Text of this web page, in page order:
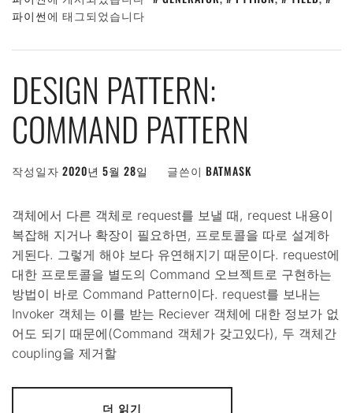
파이썬에 태그되었습니다
DESIGN PATTERN:
COMMAND PATTERN
작성일자 2020년 5월 28일 글쓴이 BATMASK
객체에서 다른 객체로 request를 보낼 때, request 내용이
복잡해 지거나 확장이 필요하면, 프로토콜을 따로 설계하
게된다. 그렇게 해야 보다 유연해지기 때문이다. request에
대한 프로토콜을 별도의 Command 오브젝트로 구현하는
방법이 바로 Command Pattern이다. request를 보내는
Invoker 객체는 이를 받는 Reciever 객체에 대한 정보가 없
어도 되기 때문에(Command 객체가 갖고있다), 두 객체간
coupling을 제거할
더 읽기